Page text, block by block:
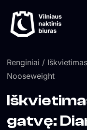
prie
turinio
Renginiai /
Nooseweight
gatvę: